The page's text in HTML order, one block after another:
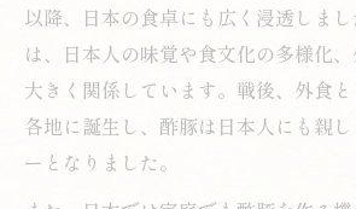
以降、日本の食卓にも広く浸透しま
は、日本人の味覚や食文化の多様化
大きく関係しています。戦後、外食
各地に誕生し、酢豚は日本人にも親
ーとなりました。